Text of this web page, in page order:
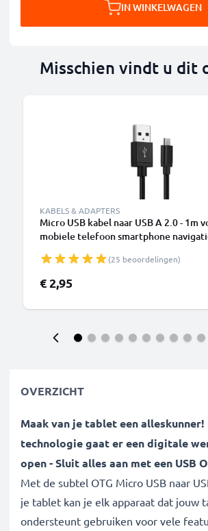
IN WINKELWAGEN
Misschien vindt u dit
KABELS & ADAPTERS
Micro USB kabel naar USB A 2.0 - 1m
mobiele telefoon smartphone
(25 beoordelingen)
€ 2,95
OVERZICHT
Maak van je tablet een
technologie gaat er een digitale
open - Sluit alles aan met een USB
Met de subtel OTG Micro USB naar
je tablet kan je elk apparaat dat jouw
ondersteunt gebruiken voor vele